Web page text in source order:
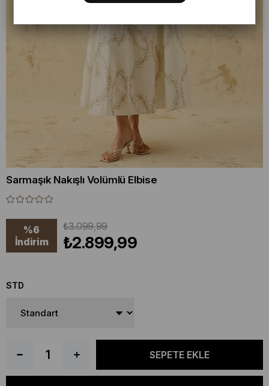
Sarmaşık Nakışlı Volümlü Elbise
%6
İndirim
₺3.099,99
₺2.899,99
STD